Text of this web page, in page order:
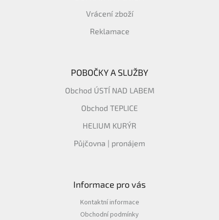
Vrácení zboží
Reklamace
POBOČKY A SLUŽBY
Obchod ÚSTÍ NAD LABEM
Obchod TEPLICE
HELIUM KURÝR
Půjčovna | pronájem
Informace pro vás
Kontaktní informace
Obchodní podmínky